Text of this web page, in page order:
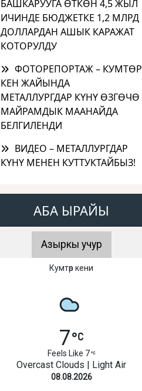
БАШКАРУУГА ӨТКӨН 4,5 ЖЫЛ
ИЧИНДЕ БЮДЖЕТКЕ 1,2 МЛРД
ДОЛЛАРДАН АШЫК КАРАЖАТ
КОТОРУЛДУ
ФОТОРЕПОРТАЖ – КУМТӨР
КЕН ЖАЙЫНДА
МЕТАЛЛУРГДАР КҮНҮ ӨЗГӨЧӨ
МАЙРАМДЫК МААНАЙДА
БЕЛГИЛЕНДИ
ВИДЕО – МЕТАЛЛУРГДАР
КҮНҮ МЕНЕН КУТТУКТАЙБЫЗ!
АБА ЫРАЙЫ
Азыркы учур
Кумтөр кени
7
Feels Like 7
Overcast Clouds | Light Air
08.08.2026